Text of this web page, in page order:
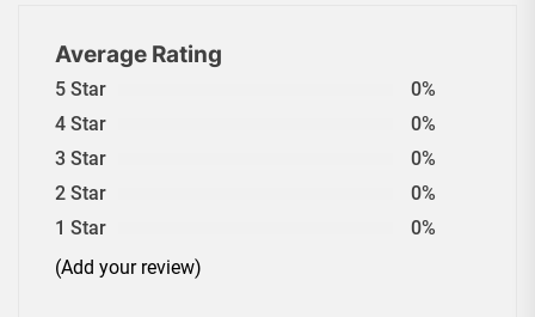
Average Rating
5 Star
0%
4 Star
0%
3 Star
0%
2 Star
0%
1 Star
0%
(Add your review)